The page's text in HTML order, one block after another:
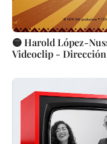
🟡 Harold López-
Videoclip -